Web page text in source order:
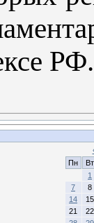
РФ.
Пн
Вт
1
7
8
14
15
21
22